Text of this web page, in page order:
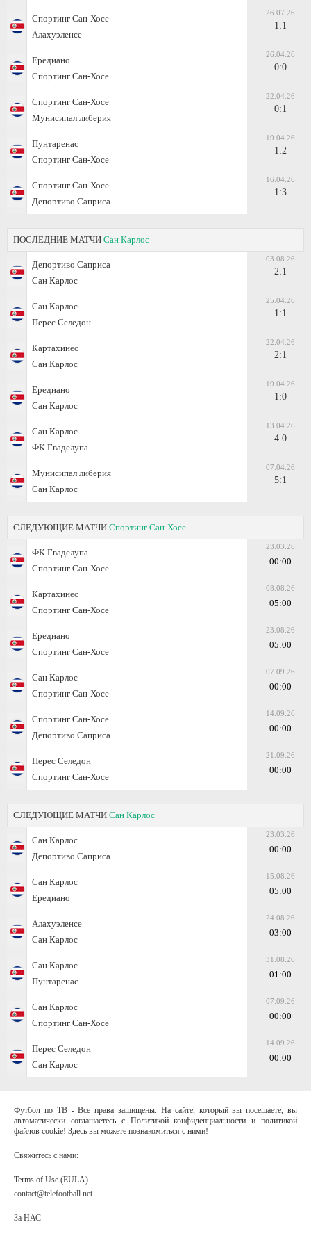
Спортинг Сан-Хосе
Алахуэленсе
26.07.26
1:1
Ередиано
Спортинг Сан-Хосе
26.04.26
0:0
Спортинг Сан-Хосе
Мунисипал либерия
22.04.26
0:1
Пунтаренас
Спортинг Сан-Хосе
19.04.26
1:2
Спортинг Сан-Хосе
Депортиво Саприса
16.04.26
1:3
ПОСЛЕДНИЕ МАТЧИ Сан Карлос
Депортиво Саприса
Сан Карлос
03.08.26
2:1
Сан Карлос
Перес Селедон
25.04.26
1:1
Картахинес
Сан Карлос
22.04.26
2:1
Ередиано
Сан Карлос
19.04.26
1:0
Сан Карлос
ФК Гваделупа
13.04.26
4:0
Мунисипал либерия
Сан Карлос
07.04.26
5:1
СЛЕДУЮЩИЕ МАТЧИ Спортинг Сан-Хосе
ФК Гваделупа
Спортинг Сан-Хосе
23.03.26
00:00
Картахинес
Спортинг Сан-Хосе
08.08.26
05:00
Ередиано
Спортинг Сан-Хосе
23.08.26
05:00
Сан Карлос
Спортинг Сан-Хосе
07.09.26
00:00
Спортинг Сан-Хосе
Депортиво Саприса
14.09.26
00:00
Перес Селедон
Спортинг Сан-Хосе
21.09.26
00:00
СЛЕДУЮЩИЕ МАТЧИ Сан Карлос
Сан Карлос
Депортиво Саприса
23.03.26
00:00
Сан Карлос
Ередиано
15.08.26
05:00
Алахуэленсе
Сан Карлос
24.08.26
03:00
Сан Карлос
Пунтаренас
31.08.26
01:00
Сан Карлос
Спортинг Сан-Хосе
07.09.26
00:00
Перес Селедон
Сан Карлос
14.09.26
00:00
Футбол по ТВ - Все права защищены. На сайте, который вы посещаете, вы
автоматически соглашаетесь с Политикой конфиденциальности и политикой
файлов cookie! Здесь вы можете познакомиться с ними!
Свяжитесь с нами:
Terms of Use (EULA)
contact@telefootball.net
За НАС